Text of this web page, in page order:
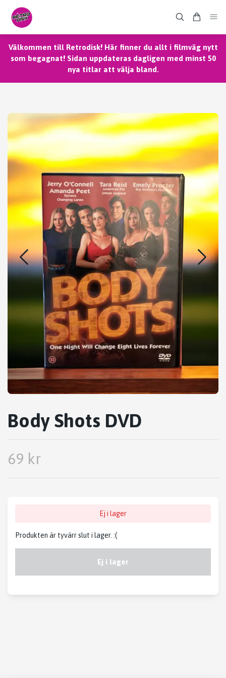
Välkommen till Retrodisk! Här finner du allt i filmväg nytt
som begagnat! Sidan uppdateras dagligen med minst 50
nya titlar att välja bland.
Body Shots DVD
69 kr
Ej i lager
Produkten är tyvärr slut i lager. :(
Ej i lager